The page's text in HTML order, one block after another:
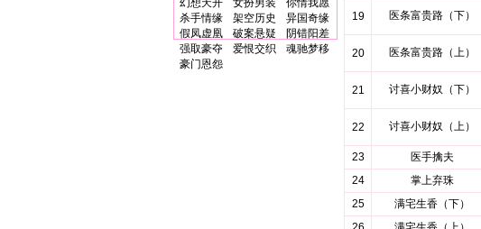
幻想天开
女扮男装
你情我愿
杀手情缘
架空历史
异国奇缘
假凤虚凰
破案悬疑
阴错阳差
强取豪夺
爱恨交织
魂驰梦移
豪门恩怨
19 医条富贵路（下）
20 医条富贵路（上）
21 讨喜小财奴（下）
22 讨喜小财奴（上）
23
医手擒夫
24
掌上弃珠
25
满宅生香（下）